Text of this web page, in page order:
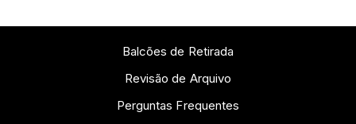
Balcões de Retirada
Revisão de Arquivo
Perguntas Frequentes